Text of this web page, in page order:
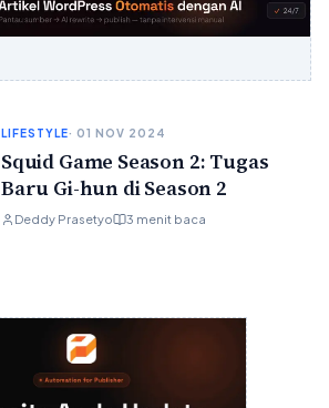
LIFESTYLE· 01 NOV 2024
Squid Game Season 2: Tugas
Baru Gi-hun di Season 2
Deddy Prasetyo 3 menit baca